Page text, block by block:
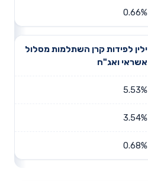
0.66%
ילין לפידות קרן השתלמות מסלול
אשראי ואג"ח
5.53%
3.54%
0.68%